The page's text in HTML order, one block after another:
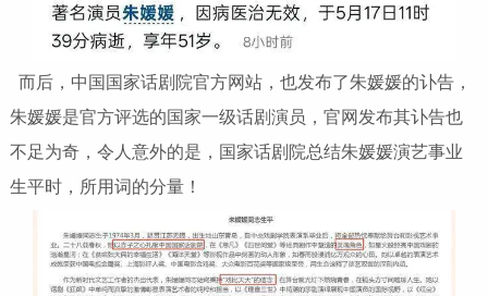
而后，中国国家话剧院官方网站，也发布了朱媛媛的讣告，
朱媛媛是官方评选的国家一级话剧演员，官网发布其讣告也
不足为奇，令人意外的是，国家话剧院总结朱媛媛演艺事业
生平时，所用词的分量！